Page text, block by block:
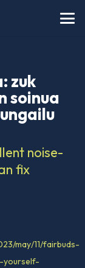
zuk
soinua
noise-
fix
may/11/fairbuds-
yourself-